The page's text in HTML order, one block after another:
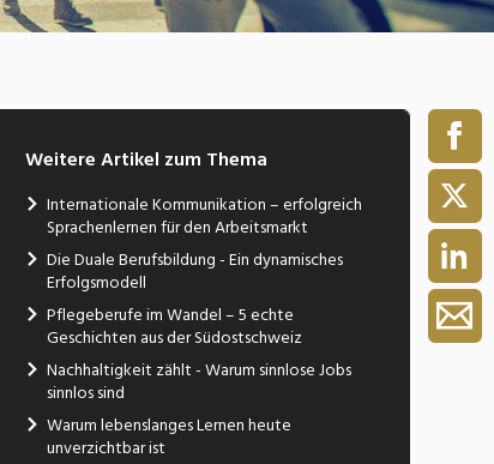
Weitere Artikel zum Thema
Internationale Kommunikation – erfolgreich
Sprachenlernen für den Arbeitsmarkt
Die Duale Berufsbildung - Ein dynamisches
Erfolgsmodell
Pflegeberufe im Wandel – 5 echte
Geschichten aus der Südostschweiz
Nachhaltigkeit zählt - Warum sinnlose Jobs
sinnlos sind
Warum lebenslanges Lernen heute
unverzichtbar ist